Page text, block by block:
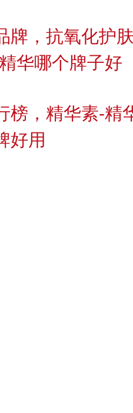
牌，抗氧化护
华哪个牌子好
榜，精华素-精
好用